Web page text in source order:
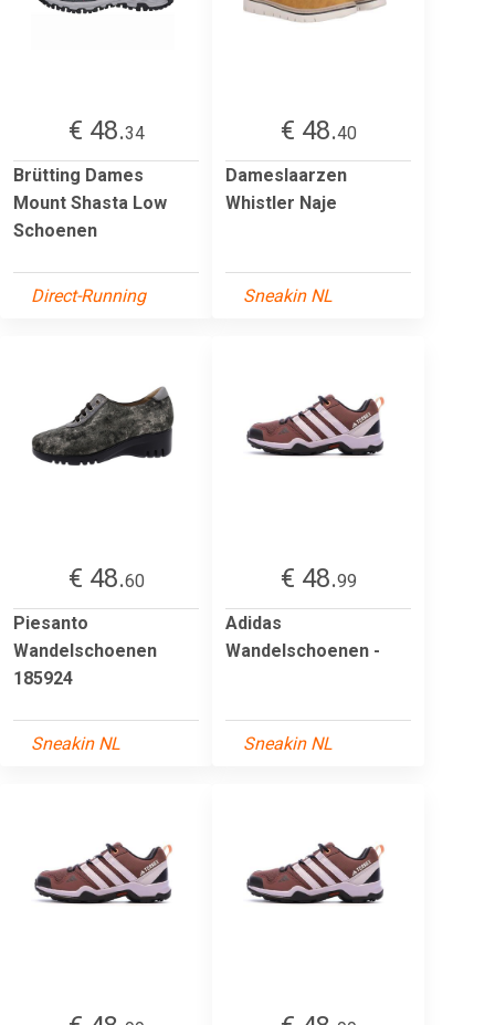
€ 48.34
Brütting Dames
Mount Shasta Low
Schoenen
Direct-Running
€ 48.40
Dameslaarzen
Whistler Naje
Sneakin NL
€ 48.60
Piesanto
Wandelschoenen
185924
Sneakin NL
€ 48.99
Adidas
Wandelschoenen -
Sneakin NL